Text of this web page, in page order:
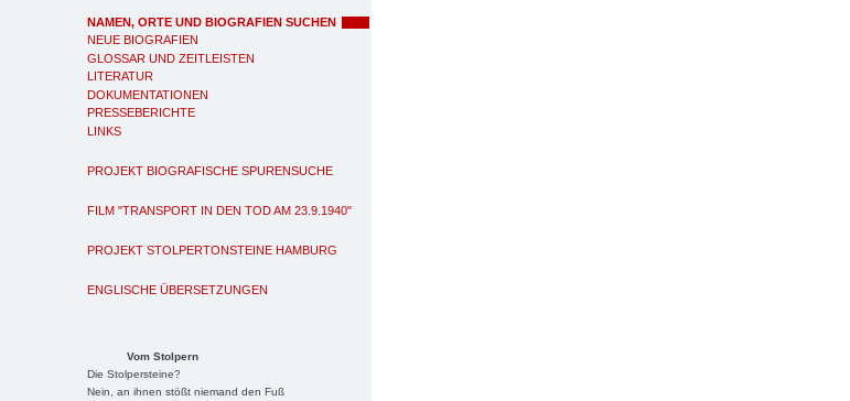
NAMEN, ORTE UND BIOGRAFIEN SUCHEN
NEUE BIOGRAFIEN
GLOSSAR UND ZEITLEISTEN
LITERATUR
DOKUMENTATIONEN
PRESSEBERICHTE
LINKS
PROJEKT BIOGRAFISCHE SPURENSUCHE
FILM "TRANSPORT IN DEN TOD AM 23.9.1940"
PROJEKT STOLPERTONSTEINE HAMBURG
ENGLISCHE ÜBERSETZUNGEN
Vom Stolpern
Die Stolpersteine?
Nein, an ihnen stößt niemand den Fuß